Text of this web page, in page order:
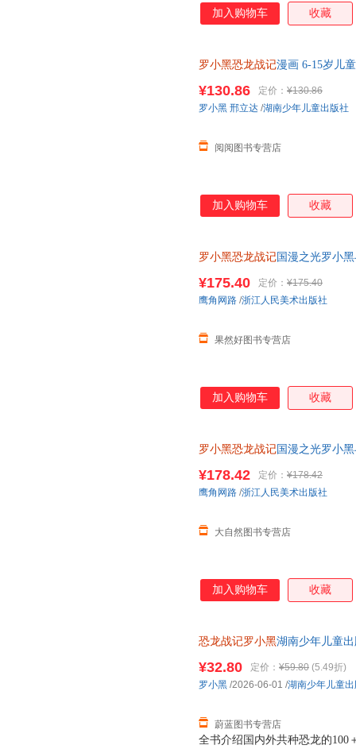
加入购物车 收藏
罗小黑恐龙战记漫画 6-15岁儿
¥130.86 定价： ¥130.86
阅阅图书专营店
罗小黑 邢立达 /湖南少年儿童出版社
加入购物车 收藏
罗小黑恐龙战记 国漫之光罗小
¥175.40 定价： ¥175.40
果然好图书专营店
鹰角网路 /浙江人民美术出版社
加入购物车 收藏
罗小黑恐龙战记 国漫之光罗小
¥178.42 定价： ¥178.42
大自然图书专营店
鹰角网路 /浙江人民美术出版社
加入购物车 收藏
恐龙战记罗小黑湖南少年儿童出
全书介绍国内外共种恐龙的100
¥32.80 定价： ¥59.80 (5.49折)
蔚蓝图书专营店
罗小黑 /2026-06-01 /湖南少年儿童